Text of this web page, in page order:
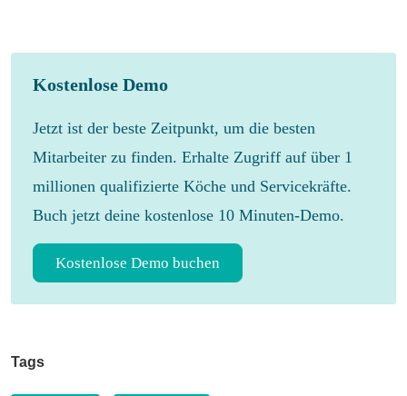
Kostenlose Demo
Jetzt ist der beste Zeitpunkt, um die besten
Mitarbeiter zu finden. Erhalte Zugriff auf über 1
millionen qualifizierte Köche und Servicekräfte.
Buch jetzt deine kostenlose 10 Minuten-Demo.
Kostenlose Demo buchen
Tags